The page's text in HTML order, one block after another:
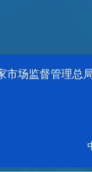
市场监督管理总